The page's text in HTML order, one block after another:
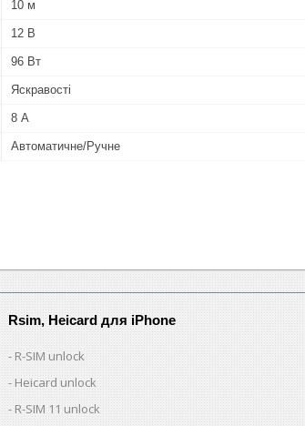
10 м
12 В
96 Вт
Яскравості
8 А
Автоматичне/Ручне
Rsim, Heicard для iPhone
R-SIM unlock
Heicard unlock
R-SIM 11 unlock